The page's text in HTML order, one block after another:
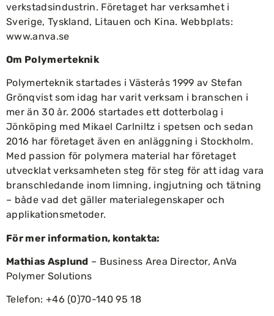
verkstadsindustrin. Företaget har verksamhet i
Sverige, Tyskland, Litauen och Kina. Webbplats:
www.anva.se
Om Polymerteknik
Polymerteknik startades i Västerås 1999 av Stefan
Grönqvist som idag har varit verksam i branschen i
mer än 30 år. 2006 startades ett dotterbolag i
Jönköping med Mikael Carlniltz i spetsen och sedan
2016 har företaget även en anläggning i Stockholm.
Med passion för polymera material har företaget
utvecklat verksamheten steg för steg för att idag vara
branschledande inom limning, ingjutning och tätning
– både vad det gäller materialegenskaper och
applikationsmetoder.
För mer information, kontakta:
Mathias Asplund – Business Area Director, AnVa
Polymer Solutions
Telefon: +46 (0)70-140 95 18